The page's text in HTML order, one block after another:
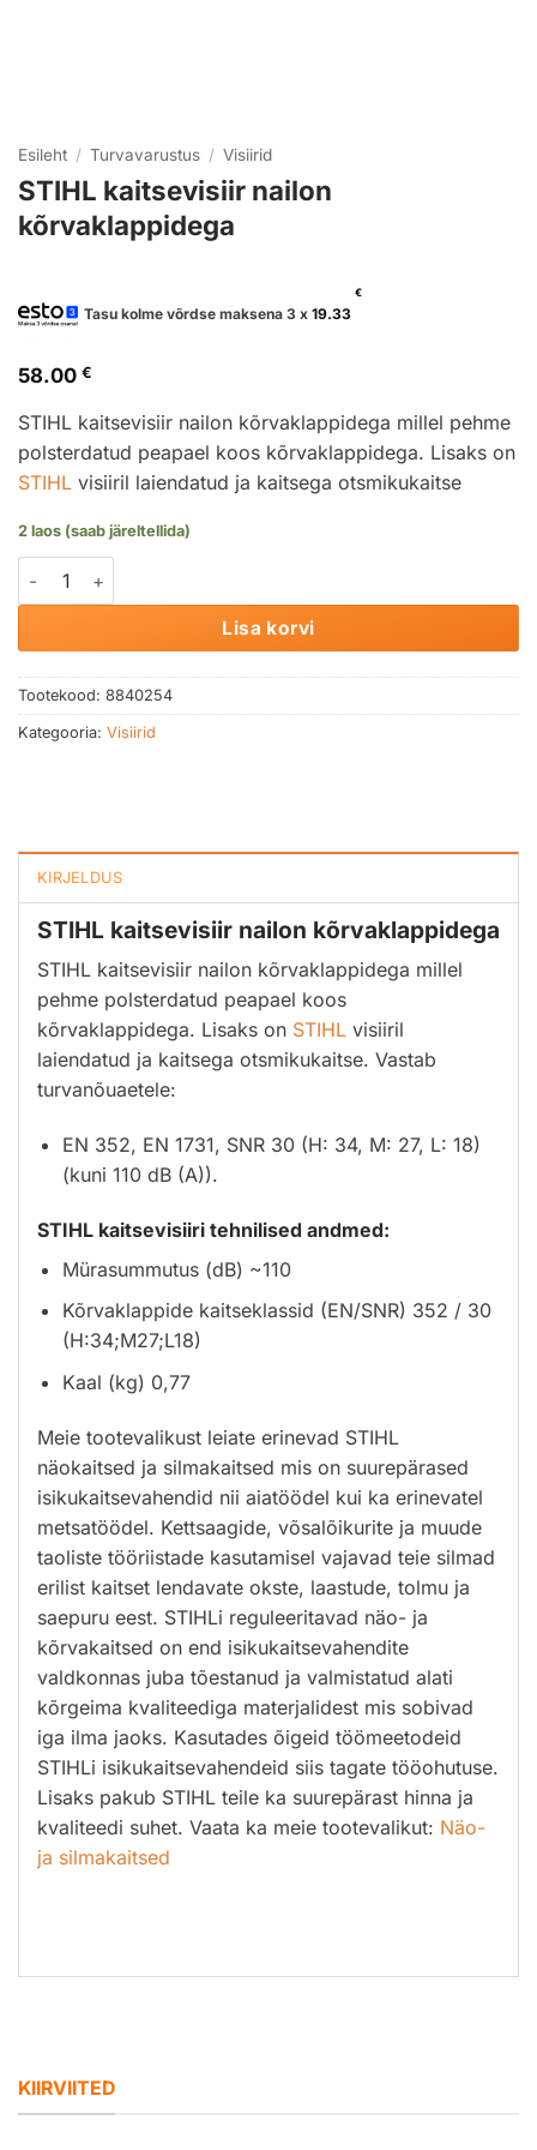
Esileht / Turvavarustus / Visiirid
STIHL kaitsevisiir nailon
kõrvaklappidega
Tasu kolme võrdse maksena 3 x 19.33
€
58.00 €
STIHL kaitsevisiir nailon kõrvaklappidega millel pehme
polsterdatud peapael koos kõrvaklappidega. Lisaks on
STIHL visiiril laiendatud ja kaitsega otsmikukaitse
2 laos (saab järeltellida)
STIHL kaitsevisiir nailon kõrvaklappidega kogus
Lisa korvi
Tootekood: 8840254
Kategooria: Visiirid
KIRJELDUS
STIHL kaitsevisiir nailon kõrvaklappidega
STIHL kaitsevisiir nailon kõrvaklappidega millel
pehme polsterdatud peapael koos
kõrvaklappidega. Lisaks on STIHL visiiril
laiendatud ja kaitsega otsmikukaitse. Vastab
turvanõuaetele:
EN 352, EN 1731, SNR 30 (H: 34, M: 27, L: 18)
(kuni 110 dB (A)).
STIHL kaitsevisiiri tehnilised andmed:
Mürasummutus (dB) ~110
Kõrvaklappide kaitseklassid (EN/SNR) 352 / 30
(H:34;M27;L18)
Kaal (kg) 0,77
Meie tootevalikust leiate erinevad STIHL
näokaitsed ja silmakaitsed mis on suurepärased
isikukaitsevahendid nii aiatöödel kui ka erinevatel
metsatöödel. Kettsaagide, võsalõikurite ja muude
taoliste tööriistade kasutamisel vajavad teie silmad
erilist kaitset lendavate okste, laastude, tolmu ja
saepuru eest. STIHLi reguleeritavad näo- ja
kõrvakaitsed on end isikukaitsevahendite
valdkonnas juba tõestanud ja valmistatud alati
kõrgeima kvaliteediga materjalidest mis sobivad
iga ilma jaoks. Kasutades õigeid töömeetodeid
STIHLi isikukaitsevahendeid siis tagate tööohutuse.
Lisaks pakub STIHL teile ka suurepärast hinna ja
kvaliteedi suhet. Vaata ka meie tootevalikut: Näo-
ja silmakaitsed
KIIRVIITED